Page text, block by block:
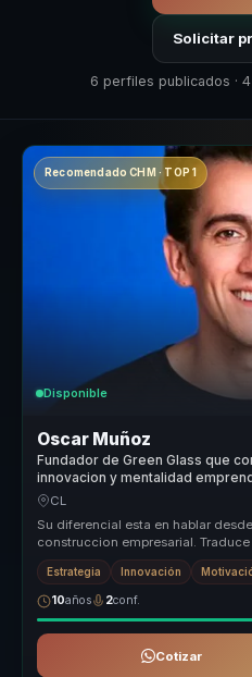
Solicitar
6 perfiles publicados ·
Recomendado CHM · TOP 1
Disponible
Oscar Muñoz
Fundador de Green Glass que
innovacion y mentalidad
para lideres y empresas.
CL
Su diferencial esta en hablar
construccion empresarial.
emprendimiento a decis...
Estrategia Innovación
10años 2conf.
Cotizar